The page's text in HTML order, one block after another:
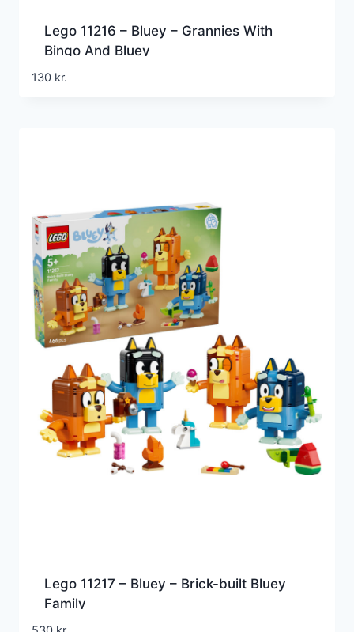
Lego 11216 – Bluey – Grannies With
Bingo And Bluey
130 kr.
Lego 11217 – Bluey – Brick-built Bluey
Family